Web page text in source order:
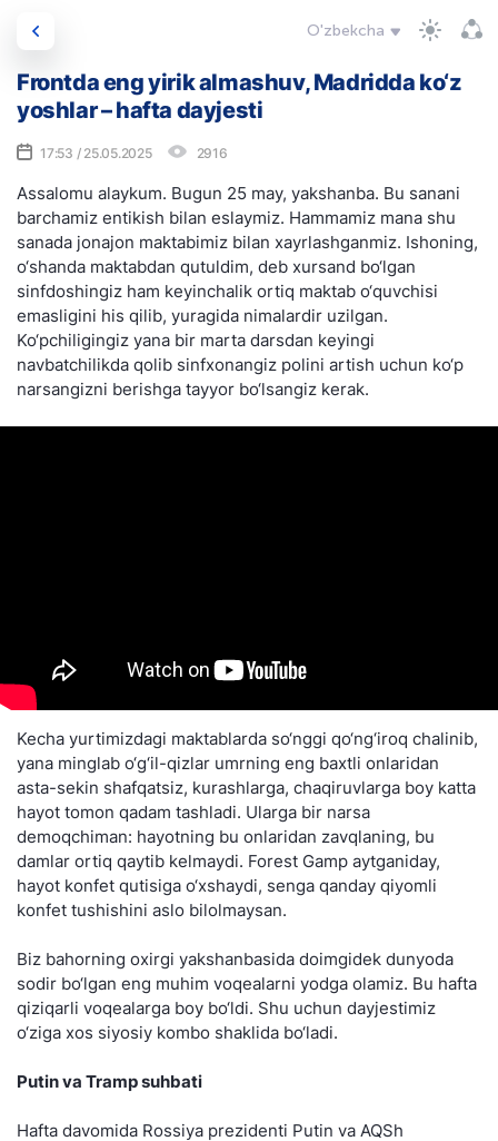
O'zbekcha
Frontda eng yirik almashuv, Madridda ko‘z
yoshlar – hafta dayjesti
17:53 / 25.05.2025 2916
Assalomu alaykum. Bugun 25 may, yakshanba. Bu sanani
barchamiz entikish bilan eslaymiz. Hammamiz mana shu
sanada jonajon maktabimiz bilan xayrlashganmiz. Ishoning,
o‘shanda maktabdan qutuldim, deb xursand bo‘lgan
sinfdoshingiz ham keyinchalik ortiq maktab o‘quvchisi
emasligini his qilib, yuragida nimalardir uzilgan.
Ko‘pchiligingiz yana bir marta darsdan keyingi
navbatchilikda qolib sinfxonangiz polini artish uchun ko‘p
narsangizni berishga tayyor bo‘lsangiz kerak.
Kecha yurtimizdagi maktablarda so‘nggi qo‘ng‘iroq chalinib,
yana minglab o‘g‘il-qizlar umrning eng baxtli onlaridan
asta-sekin shafqatsiz, kurashlarga, chaqiruvlarga boy katta
hayot tomon qadam tashladi. Ularga bir narsa
demoqchiman: hayotning bu onlaridan zavqlaning, bu
damlar ortiq qaytib kelmaydi. Forest Gamp aytganiday,
hayot konfet qutisiga o‘xshaydi, senga qanday qiyomli
konfet tushishini aslo bilolmaysan.
Biz bahorning oxirgi yakshanbasida doimgidek dunyoda
sodir bo‘lgan eng muhim voqealarni yodga olamiz. Bu hafta
qiziqarli voqealarga boy bo‘ldi. Shu uchun dayjestimiz
o‘ziga xos siyosiy kombo shaklida bo‘ladi.
Putin va Tramp suhbati
Hafta davomida Rossiya prezidenti Putin va AQSh